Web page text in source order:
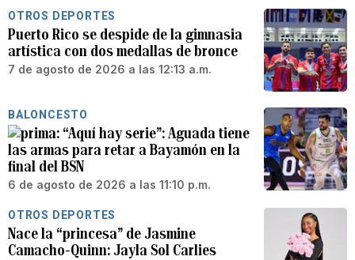
OTROS DEPORTES
Puerto Rico se despide de la gimnasia
artística con dos medallas de bronce
7 de agosto de 2026 a las 12:13 a.m.
BALONCESTO
“Aquí hay serie”: Aguada tiene
las armas para retar a Bayamón en la
final del BSN
6 de agosto de 2026 a las 11:10 p.m.
OTROS DEPORTES
Nace la “princesa” de Jasmine
Camacho-Quinn: Jayla Sol Carlies